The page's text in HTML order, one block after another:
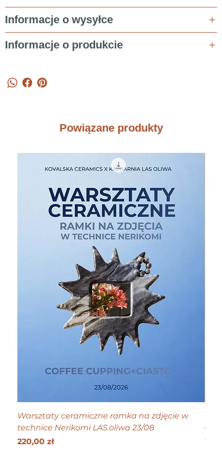
Informacje o wysyłce
Informacje o produkcie
Powiązane produkty
Warsztaty ceramiczne ramka na zdjęcie w
technice Nerikomi LAS.oliwa 23/08
Cena
220,00 zł Get